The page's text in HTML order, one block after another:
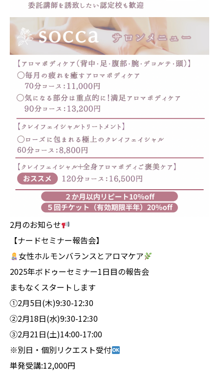
2月のお知らせ
【ナードセミナー報告会】
女性ホルモンバランスとアロマケア
2025年ボドゥーセミナー1日目の報告会
まもなくスタートします
①2月5日(木)9:30-12:30
②2月18日(水)9:30-12:30
③2月21日(土)14:00-17:00
※別日・個別リクエスト受付
単発受講:12,000円